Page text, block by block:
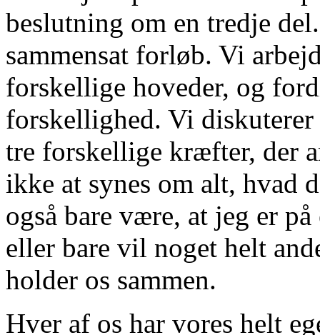
beslutning om en tredje
sammensat forløb. Vi
forskellige hoveder, og
forskellighed. Vi
tre forskellige kræfter, der
ikke at synes om alt, hvad
også bare være, at jeg er
eller bare vil noget helt
holder os sammen.
Hver af os har vores helt